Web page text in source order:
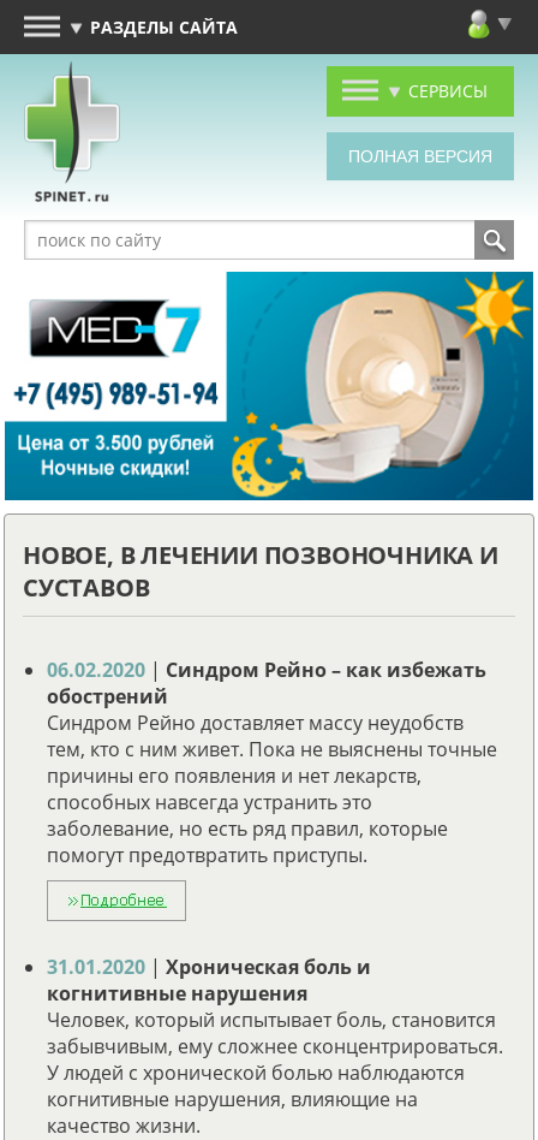
РАЗДЕЛЫ САЙТА
СЕРВИСЫ
НОВОЕ, В ЛЕЧЕНИИ ПОЗВОНОЧНИКА И
СУСТАВОВ
06.02.2020 | Синдром Рейно – как избежать
обострений
Синдром Рейно доставляет массу неудобств
тем, кто с ним живет. Пока не выяснены точные
причины его появления и нет лекарств,
способных навсегда устранить это
заболевание, но есть ряд правил, которые
помогут предотвратить приступы.
31.01.2020 | Хроническая боль и
когнитивные нарушения
Человек, который испытывает боль, становится
забывчивым, ему сложнее сконцентрироваться.
У людей с хронической болью наблюдаются
когнитивные нарушения, влияющие на
качество жизни.